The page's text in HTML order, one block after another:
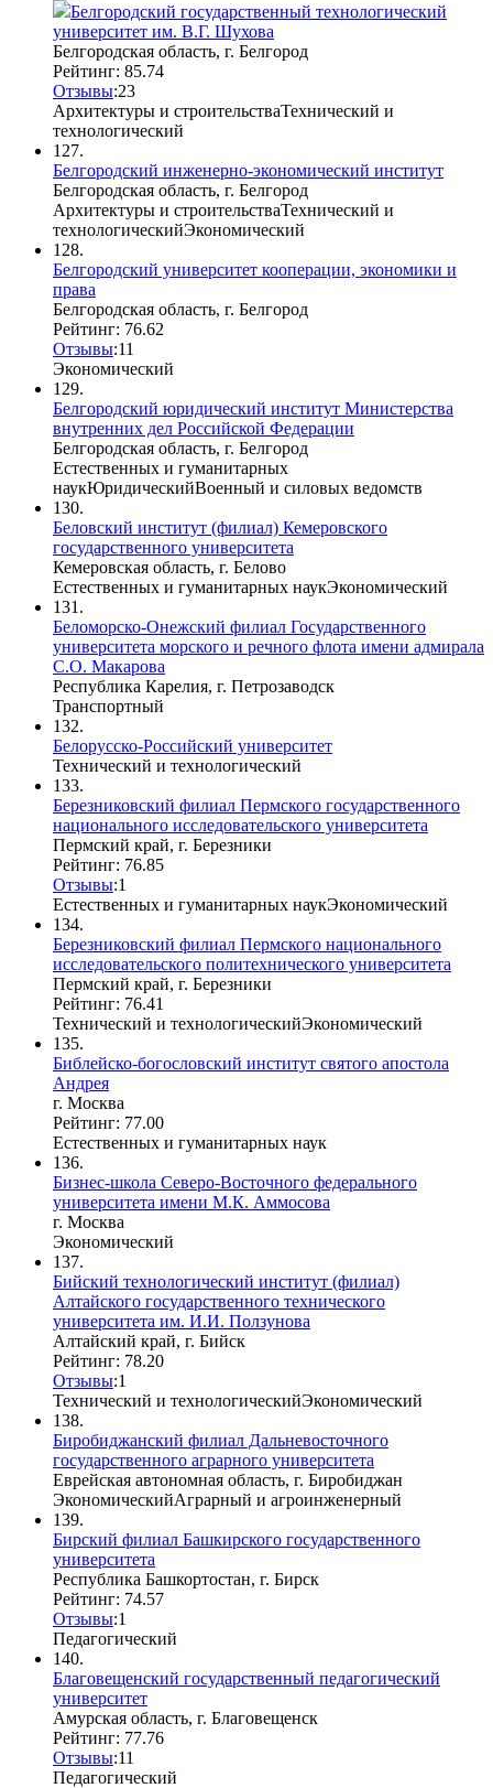
Белгородский государственный технологический
университет им. В.Г. Шухова
Белгородская область, г. Белгород
Рейтинг: 85.74
Отзывы:23
Архитектуры и строительстваТехнический и
технологический
127.
Белгородский инженерно-экономический институт
Белгородская область, г. Белгород
Архитектуры и строительстваТехнический и
технологическийЭкономический
128.
Белгородский университет кооперации, экономики и
права
Белгородская область, г. Белгород
Рейтинг: 76.62
Отзывы:11
Экономический
129.
Белгородский юридический институт Министерства
внутренних дел Российской Федерации
Белгородская область, г. Белгород
Естественных и гуманитарных
наукЮридическийВоенный и силовых ведомств
130.
Беловский институт (филиал) Кемеровского
государственного университета
Кемеровская область, г. Белово
Естественных и гуманитарных наукЭкономический
131.
Беломорско-Онежский филиал Государственного
университета морского и речного флота имени адмирала
С.О. Макарова
Республика Карелия, г. Петрозаводск
Транспортный
132.
Белорусско-Российский университет
Технический и технологический
133.
Березниковский филиал Пермского государственного
национального исследовательского университета
Пермский край, г. Березники
Рейтинг: 76.85
Отзывы:1
Естественных и гуманитарных наукЭкономический
134.
Березниковский филиал Пермского национального
исследовательского политехнического университета
Пермский край, г. Березники
Рейтинг: 76.41
Технический и технологическийЭкономический
135.
Библейско-богословский институт святого апостола
Андрея
г. Москва
Рейтинг: 77.00
Естественных и гуманитарных наук
136.
Бизнес-школа Северо-Восточного федерального
университета имени М.К. Аммосова
г. Москва
Экономический
137.
Бийский технологический институт (филиал)
Алтайского государственного технического
университета им. И.И. Ползунова
Алтайский край, г. Бийск
Рейтинг: 78.20
Отзывы:1
Технический и технологическийЭкономический
138.
Биробиджанский филиал Дальневосточного
государственного аграрного университета
Еврейская автономная область, г. Биробиджан
ЭкономическийАграрный и агроинженерный
139.
Бирский филиал Башкирского государственного
университета
Республика Башкортостан, г. Бирск
Рейтинг: 74.57
Отзывы:1
Педагогический
140.
Благовещенский государственный педагогический
университет
Амурская область, г. Благовещенск
Рейтинг: 77.76
Отзывы:11
Педагогический